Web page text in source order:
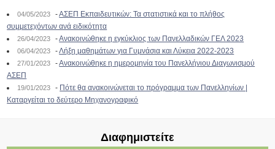
04/05/2023 -ΑΣΕΠ Εκπαιδευτικών: Τα στατιστικά και το πλήθος
συμμετεχόντων ανά ειδικότητα
26/04/2023 -Ανακοινώθηκε η εγκύκλιος των Πανελλαδικών ΓΕΛ 2023
06/04/2023 -Λήξη μαθημάτων για Γυμνάσια και Λύκεια 2022-2023
27/01/2023 -Ανακοινώθηκε η ημερομηνία του Πανελλήνιου Διαγωνισμού
ΑΣΕΠ
19/01/2023 - Πότε θα ανακοινώνεται το πρόγραμμα των Πανελληνίων |
Καταργείται το δεύτερο Μηχανογραφικό
Διαφημιστείτε